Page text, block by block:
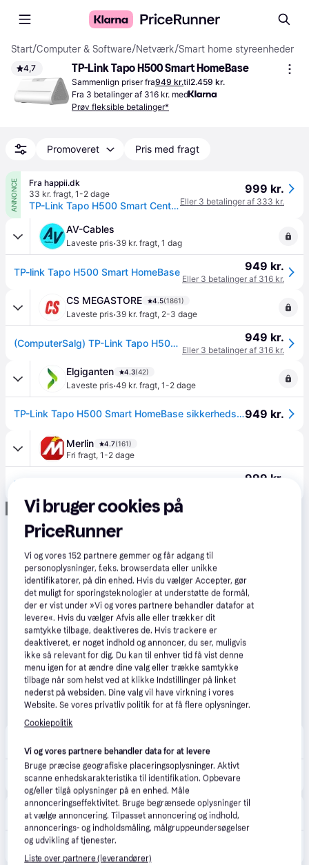
Start/Computer & Software/Netværk/Smart home styreenheder
4,7 TP-Link Tapo H500 Smart HomeBase
Sammenlign priser fra949 kr.til2.459 kr.
Fra 3 betalinger af 316 kr. med
Prøv fleksible betalinger*
Promoveret Pris med fragt
ANNONCE
Fra happii.dk
33 kr. fragt, 1-2 dage
TP-Link Tapo H500 Smart CentralHub
999 kr.
Eller 3 betalinger af 333 kr.
AV-Cables
Laveste pris·39 kr. fragt, 1 dag
TP-link Tapo H500 Smart HomeBase 949 kr.
Eller 3 betalinger af 316 kr.
CS MEGASTORE 4.5(1861)
Laveste pris·39 kr. fragt, 2-3 dage
(ComputerSalg) TP-Link Tapo H500, Baseenhed, Indendørs, Hvid, Kabel & trådløs, 179 mm, 216 mm 949 kr.
Eller 3 betalinger af 316 kr.
Elgiganten 4.3(42)
Laveste pris·49 kr. fragt, 1-2 dage
TP-Link Tapo H500 Smart HomeBase sikkerhedshub949 kr.
Merlin 4.7(161)
Fri fragt, 1-2 dage
999 kr.
Annonce
33 kr. fragt,1-2 dage
TP-Link Tapo H500 Smart CentralHub
Eller 3 betalinger af 333 kr.
Proshop.dk 4.8(1280)
39 kr. fragt, 1 dag
Vi bruger cookies på
PriceRunner
Vi og vores152 partnere gemmer og får adgang til
personoplysninger, f.eks. browserdata eller unikke
identifikatorer, på din enhed. Hvis du vælger Accepter, gør
det muligt for sporingsteknologier at understøtte de formål,
der er vist under »Vi og vores partnere behandler datafor at
levere«. Hvis du vælger Afvis alle eller trækker dit
samtykke tilbage, deaktiveres de. Hvis trackere er
deaktiveret, er noget indhold og annoncer, du ser, muligvis
ikke så relevant for dig. Du kan til enhver tid få vist denne
menu igen for at ændre dine valg eller trække samtykke
tilbage når som helst ved at klikke Indstillinger på linket
nederst på websiden. Dine valg vil have virkning i vores
Website. Se vores privatliv politik for at få flere oplysninger.
Cookiepolitik
Vi og vores partnere behandler data for at levere
Bruge præcise geografiske placeringsoplysninger. Aktivt
scanne enhedskarakteristika til identifikation. Opbevare
og/eller tilgå oplysninger på en enhed. Måle
annonceringseffektivitet. Bruge begrænsede oplysninger til
at vælge annoncering. Tilpasset annoncering og indhold,
annoncerings- og indholdsmåling, målgruppeundersøgelser
og udvikling af tjenester.
Liste over partnere (leverandører)